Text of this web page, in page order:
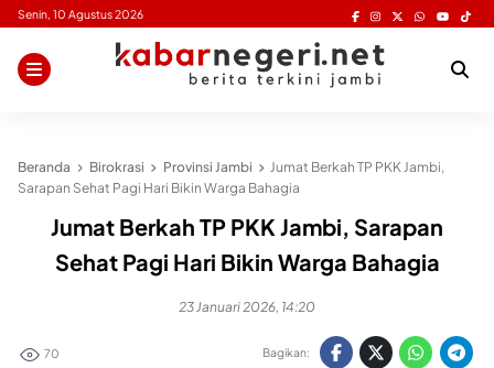
Skip
content
Senin, 10 Agustus 2026
Beranda Birokrasi Provinsi Jambi
Jumat Berkah TP PKK Jambi,
Sarapan Sehat Pagi Hari Bikin Warga Bahagia
Jumat Berkah TP PKK Jambi, Sarapan
Sehat Pagi Hari Bikin Warga Bahagia
23 Januari 2026, 14:20
70 Bagikan: